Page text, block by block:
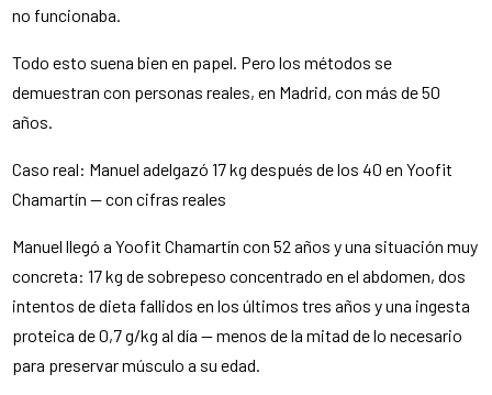
no funcionaba.
Todo esto suena bien en papel. Pero los métodos se
demuestran con personas reales, en Madrid, con más de 50
años.
Caso real: Manuel adelgazó 17 kg después de los 40 en Yoofit
Chamartín — con cifras reales
Manuel llegó a Yoofit Chamartín con 52 años y una situación muy
concreta: 17 kg de sobrepeso concentrado en el abdomen, dos
intentos de dieta fallidos en los últimos tres años y una ingesta
proteica de 0,7 g/kg al día — menos de la mitad de lo necesario
para preservar músculo a su edad.